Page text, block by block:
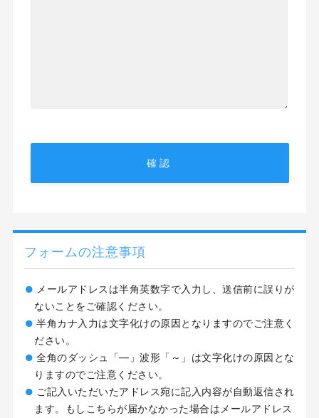
フォームの注意事項
メールアドレスは半角英数字で入力し、送信前に誤りが
ないことをご確認ください。
半角カナ入力は文字化けの原因となりますのでご注意く
ださい。
全角のダッシュ「―」波形「～」は文字化けの原因とな
りますのでご注意ください。
ご記入いただいたアドレス宛に記入内容が自動返信され
ます。もしこちらが届かなかった場合はメールアドレス